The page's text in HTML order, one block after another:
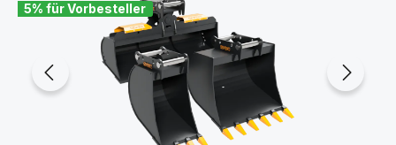
5% für Vorbesteller